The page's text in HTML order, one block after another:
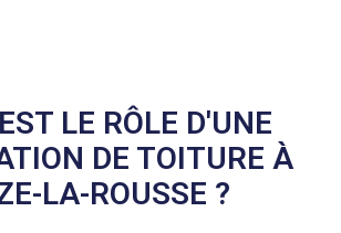
LE RÔLE D'UNE
DE TOITURE À
LA-ROUSSE ?